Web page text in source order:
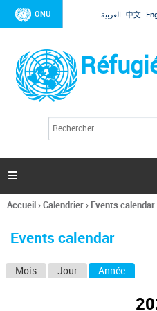
Jump to
ONU العربية 中文
l
c
h
e

Vous
ici
Accueil›Calendrier› Events calendar
Events calendar
Mois Jour Année